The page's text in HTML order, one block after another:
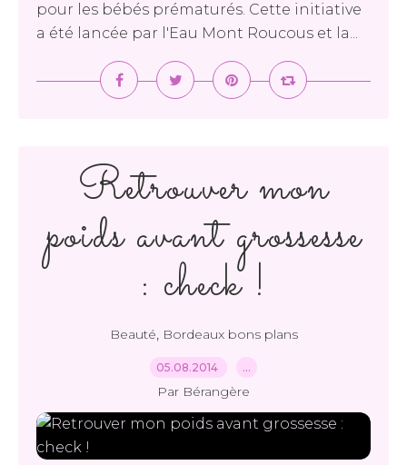
pour les bébés prématurés. Cette initiative
a été lancée par l'Eau Mont Roucous et la...
Retrouver mon
poids avant grossesse
: check !
Beauté, Bordeaux bons plans
05.08.2014 …
Par Bérangère